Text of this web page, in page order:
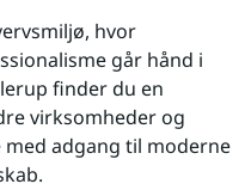
hvor
går hånd i
finder du en
virksomheder og
adgang til moderne